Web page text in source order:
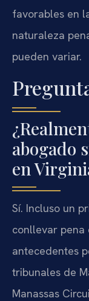
favorables en
naturaleza
pueden variar.
abogado
en
Sí. Incluso un
conllevar pena
antecedentes
tribunales de
Manassas